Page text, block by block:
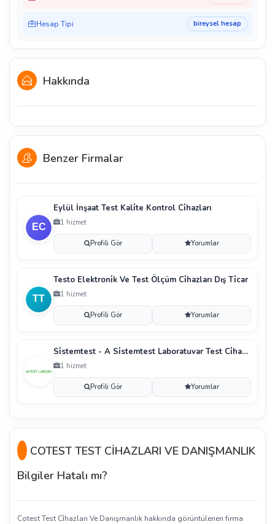
Hesap Tipi bireysel hesap
Hakkında
Benzer Firmalar
Eylül İnşaat Test Kali̇te Kontrol Ci̇hazları
1 hizmet
Profili Gör Yorumlar
Testo Elektroni̇k Ve Test Ölçüm Ci̇hazları Dış Ti̇car
1 hizmet
Profili Gör Yorumlar
Si̇stemtest - A Si̇stemtest Laboratuvar Test Ci̇hazla
1 hizmet
Profili Gör Yorumlar
COTEST TEST CİHAZLARI VE DANIŞMANLIK
Bilgiler Hatalı mı?
Cotest Test Ci̇hazları Ve Danışmanlık hakkında görüntülenen firma